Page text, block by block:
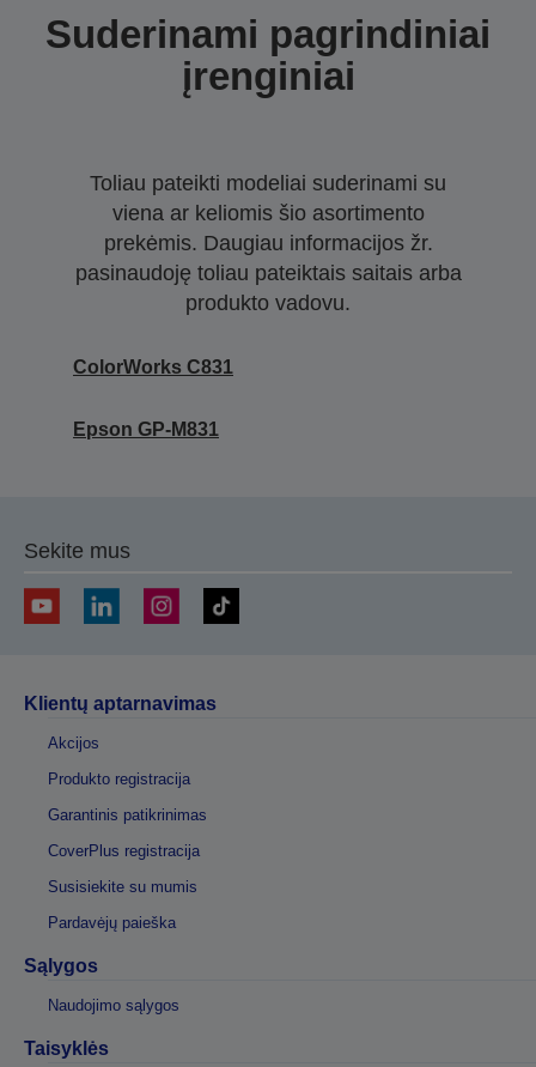
Suderinami pagrindiniai
įrenginiai
Toliau pateikti modeliai suderinami su
viena ar keliomis šio asortimento
prekėmis. Daugiau informacijos žr.
pasinaudoję toliau pateiktais saitais arba
produkto vadovu.
ColorWorks C831
Epson GP-M831
Sekite mus
Klientų aptarnavimas
Akcijos
Produkto registracija
Garantinis patikrinimas
CoverPlus registracija
Susisiekite su mumis
Pardavėjų paieška
Sąlygos
Naudojimo sąlygos
Taisyklės